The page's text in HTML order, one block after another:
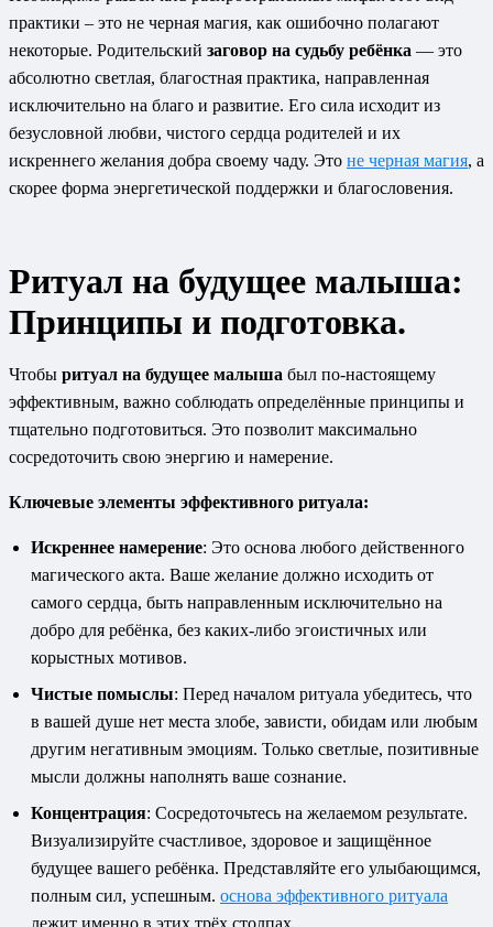
практики – это не черная магия, как ошибочно полагают
некоторые. Родительский заговор на судьбу ребёнка — это
абсолютно светлая, благостная практика, направленная
исключительно на благо и развитие. Его сила исходит из
безусловной любви, чистого сердца родителей и их
искреннего желания добра своему чаду. Это не черная магия, а
скорее форма энергетической поддержки и благословения.
Ритуал на будущее малыша:
Принципы и подготовка.
Чтобы ритуал на будущее малыша был по-настоящему
эффективным, важно соблюдать определённые принципы и
тщательно подготовиться. Это позволит максимально
сосредоточить свою энергию и намерение.
Ключевые элементы эффективного ритуала:
Искреннее намерение: Это основа любого действенного
магического акта. Ваше желание должно исходить от
самого сердца, быть направленным исключительно на
добро для ребёнка, без каких-либо эгоистичных или
корыстных мотивов.
Чистые помыслы: Перед началом ритуала убедитесь, что
в вашей душе нет места злобе, зависти, обидам или любым
другим негативным эмоциям. Только светлые, позитивные
мысли должны наполнять ваше сознание.
Концентрация: Сосредоточьтесь на желаемом результате.
Визуализируйте счастливое, здоровое и защищённое
будущее вашего ребёнка. Представляйте его улыбающимся,
полным сил, успешным. основа эффективного ритуала
лежит именно в этих трёх столпах.